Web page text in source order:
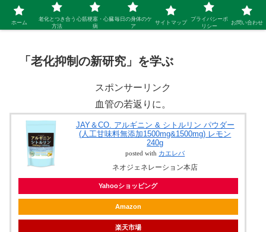
シニア 新しい人生を開拓するブログ
「老化抑制の新研究」を学ぶ
スポンサーリンク
血管の若返りに。
JAY＆CO. アルギニン & シトルリン パウダー
(人工甘味料無添加1500mg&1500mg) レモン
240g
posted with カエレバ
ネオジェネレーション本店
Yahooショッピング
Amazon
楽天市場
ホーム
老化とつき合う
方法
心筋梗塞・心臓
病
毎日の身体のケ
ア
サイトマップ
プライバシーポ
リシー
お問い合わせ